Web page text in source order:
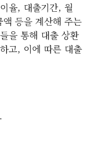
율, 대출기간, 월
등을 계산해 주는
을 통해 대출 상환
고, 이에 따른 대출